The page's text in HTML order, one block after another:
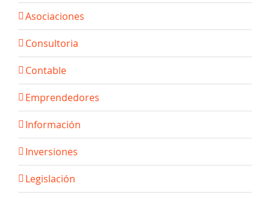
Asociaciones
Consultoria
Contable
Emprendedores
Información
Inversiones
Legislación